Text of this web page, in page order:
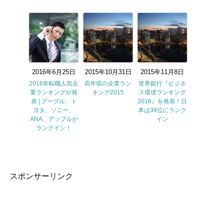
2016年6月25日
2016年転職人気企
業ランキングが発
表 | グーグル、ト
ヨタ、ソニー、
ANA、アップルが
ランクイン！
2015年10月31日
高年収の企業ラン
キング2015
2015年11月8日
世界銀行『ビジネ
ス環境ランキング
2016』を発表！日
本は34位にランク
イン
スポンサーリンク